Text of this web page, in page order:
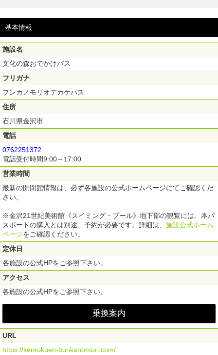
成巽閣、加賀本多博物館、県立美術館（一部特別展）、県立歴史博物館
（一部特別展）、国立工芸館（一部特別展）
＜注意事項＞
１）利用期間は、1施設目ご利用日からその翌日の2日間です。（最終有効
２）1施設1回限り有効です。同一施設への再入場はできません。
３）展覧会・休館日・開館時間等の最新情報は、あらかじめ各施設の公式
ホームページをご確認ください。
４）パスの提示で「フリーで入場」「割引で入場」となる施設・展覧会が
あります。割引額は施設・展覧会により異なります。対象施設・展覧会
は、
５）金沢21世紀美術館《スイミング・プール》地下部の観覧には、本パス
ポートの購入とは別途、観覧予約または当日順番待ち受付が必要です。詳
細は、
つき1回利用できます。
７）災害時を含むいかなる状況においても、購入後の取消変更・再発行・
払戻はできません。
８）パスポートの転売行為および第三者への転売目的による購入は禁止し
ております。
９）子ども料金の設定はありません。
１０）お子様と65歳以上の方は各展示の入場料の割引率をお確かめの上、
１１）他の割引との併用はできません。
１２）感染症など社会環境の変化により施設の運営に大きな変更が生じる
可能性がございます。あらかじめご了承ください。
１３）各施設の諸事情や社会情勢により、15施設全ての施設をご利用にな
れないことがあります。
基本情報
施設名
文化の森おでかけパス
フリガナ
ブンカノモリオデカケパス
住所
石川県金沢市
電話
0762251372
電話受付時間9:00～17:00
営業時間
最新の開閉館情報は、必ず各施設の公式ホームページにてご確認くだ
さい。
※金沢21世紀美術館《スイミング・プール》地下部の観覧には、本パ
スポートの購入とは別途、予約が必要です。詳細は、 施設公式ホーム
ページをご確認ください。
定休日
各施設の公式HPをご参照下さい。
アクセス
各施設の公式HPをご参照下さい。
乗換案内
URL
https://kenrokuen-bunkanomori.com/